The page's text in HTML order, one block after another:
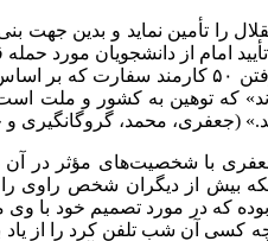
تأمین نماید و بدین جهت
امام از دانشجویان مورد
و ریشه بنیاد سلطنت ۲۵۰۰ ساله را در
که توهین به کشور و
(جعفری، محمد، گروگانگیری و
با شخصیت‌های مؤثر در آن
بیش از دیگران شخص
که در مورد تصمیم خود با
کسی آن شب تلفن کرد را از یاد